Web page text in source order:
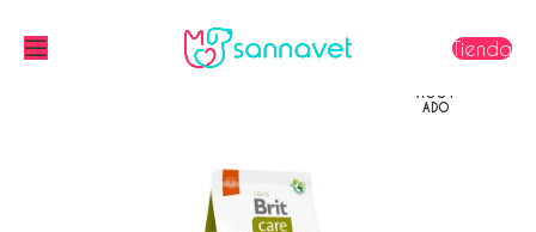
Tienda
AGOT
ADO